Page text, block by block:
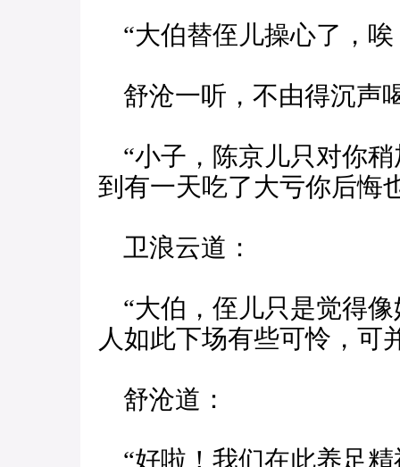
“大伯替侄儿操心了，
舒沧一听，不由得沉声
“小子，陈京儿只对你
到有一天吃了大亏你后悔
卫浪云道：
“大伯，侄儿只是觉得
人如此下场有些可怜，可
舒沧道：
“好啦！我们在此养足精